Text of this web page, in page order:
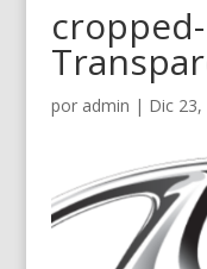
por admin | Dic 23,